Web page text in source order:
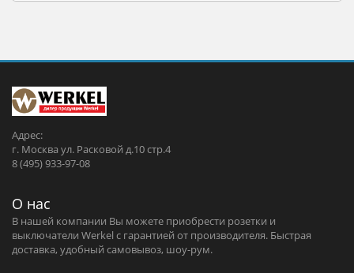
Адрес:
г. Москва ул. Расковой д.10 стр.4
8 (495) 933-97-08
О нас
В нашей компании Вы можете приобрести розетки и
выключатели Werkel c гарантией от производителя. Быстрая
доставка, удобный самовывоз, шоу-рум.